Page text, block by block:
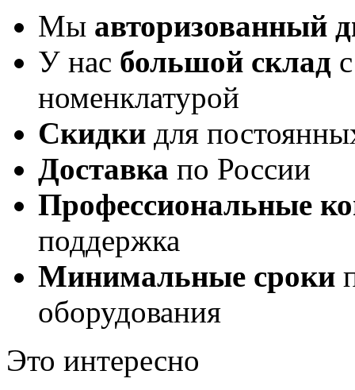
Мы авторизованный
У нас большой склад
номенклатурой
Скидки для
Доставка по России
Профессиональные
поддержка
Минимальные сроки
оборудования
Это интересно